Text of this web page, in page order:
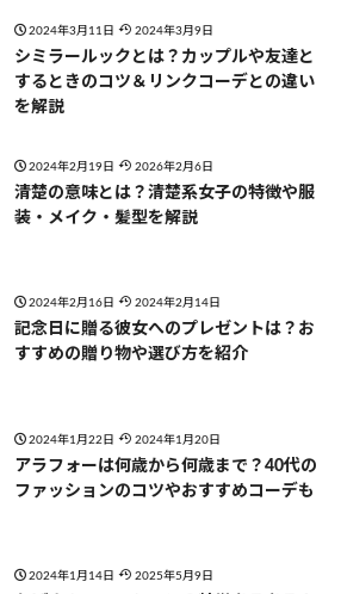
2024年3月11日 2024年3月9日
シミラールックとは？カップルや友達と
するときのコツ＆リンクコーデとの違い
を解説
2024年2月19日 2026年2月6日
清楚の意味とは？清楚系女子の特徴や服
装・メイク・髪型を解説
2024年2月16日 2024年2月14日
記念日に贈る彼女へのプレゼントは？お
すすめの贈り物や選び方を紹介
2024年1月22日 2024年1月20日
アラフォーは何歳から何歳まで？40代の
ファッションのコツやおすすめコーデも
2024年1月14日 2025年5月9日